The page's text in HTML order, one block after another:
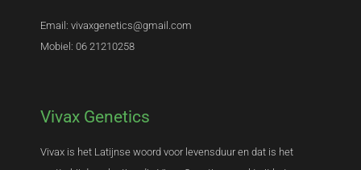
Email: vivaxgenetics@gmail.com
Mobiel: 06 21210258
Vivax Genetics
Vivax is het Latijnse woord voor levensduur en dat is het